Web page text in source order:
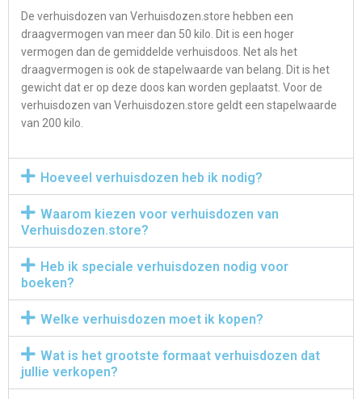
De verhuisdozen van Verhuisdozen.store hebben een
draagvermogen van meer dan 50 kilo. Dit is een hoger
vermogen dan de gemiddelde verhuisdoos. Net als het
draagvermogen is ook de stapelwaarde van belang. Dit is het
gewicht dat er op deze doos kan worden geplaatst. Voor de
verhuisdozen van Verhuisdozen.store geldt een stapelwaarde
van 200 kilo.
Hoeveel verhuisdozen heb ik nodig?
Waarom kiezen voor verhuisdozen van
Verhuisdozen.store?
Heb ik speciale verhuisdozen nodig voor
boeken?
Welke verhuisdozen moet ik kopen?
Wat is het grootste formaat verhuisdozen dat
jullie verkopen?